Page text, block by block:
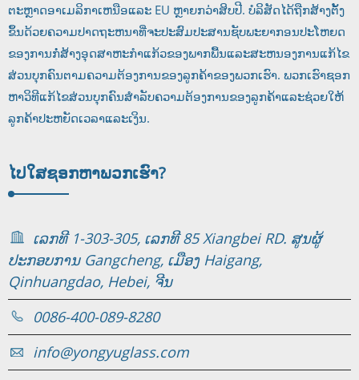
ຕະຫຼາດອາເມລິກາເຫນືອແລະ EU ຫຼາຍກວ່າສິບປີ. ບໍລິສັດໄດ້ຖືກສ້າງຕັ້ງ
ຂຶ້ນດ້ວຍຄວາມປາດຖະຫນາທີ່ຈະປະສົມປະສານຊັບພະຍາກອນປະໂຫຍດ
ຂອງການກໍ່ສ້າງອຸດສາຫະກໍາແກ້ວຂອງພາກພື້ນແລະສະຫນອງການແກ້ໄຂ
ສ່ວນບຸກຄົນຕາມຄວາມຕ້ອງການຂອງລູກຄ້າຂອງພວກເຮົາ. ພວກເຮົາຊອກ
ຫາວິທີແກ້ໄຂສ່ວນບຸກຄົນສໍາລັບຄວາມຕ້ອງການຂອງລູກຄ້າແລະຊ່ວຍໃຫ້
ລູກຄ້າປະຫຍັດເວລາແລະເງິນ.
ໄປໃສຊອກ​ຫາ​ພວກ​ເຮົາ​?
ເລກທີ 1-303-305, ເລກທີ 85 Xiangbei RD. ສູນຜູ້
ປະກອບການ Gangcheng, ເມືອງ Haigang,
Qinhuangdao, Hebei, ຈີນ
0086-400-089-8280
info@yongyuglass.com